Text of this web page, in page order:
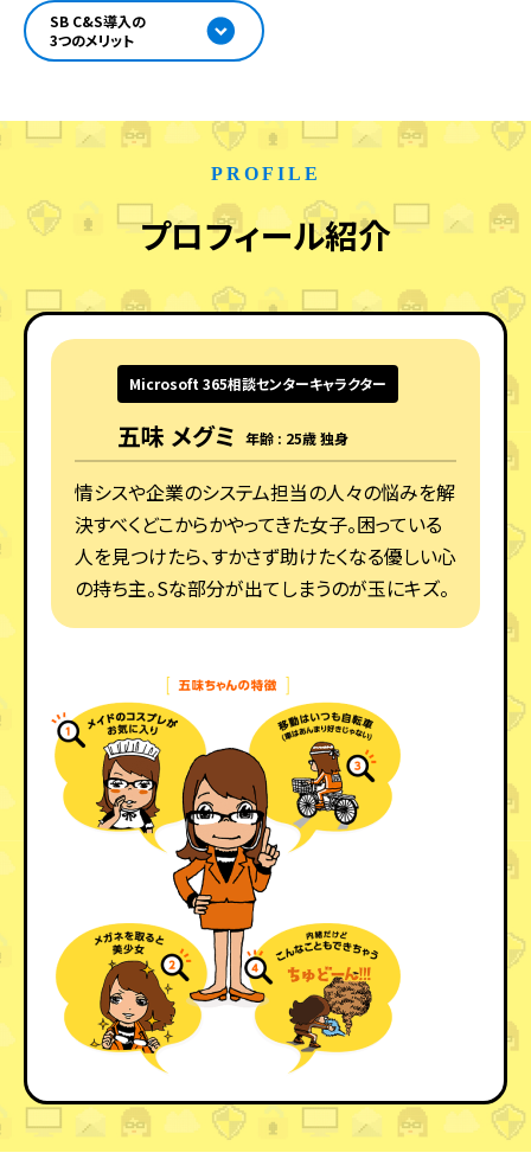
SB C&S導入の
3つのメリット
PROFILE
プロフィール紹介
Microsoft 365相談センターキャラクター
五味 メグミ 年齢 : 25歳 独身
情シスや企業のシステム担当の人々の悩みを解
決すべくどこからかやってきた女子。困っている
人を見つけたら、すかさず助けたくなる優しい心
の持ち主。Sな部分が出てしまうのが玉にキズ。